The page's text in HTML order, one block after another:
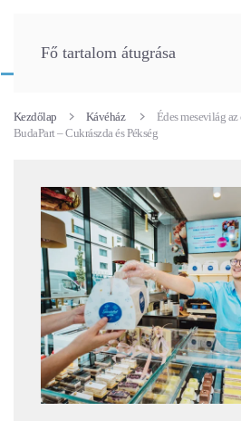
Fő tartalom átugrása
Kezdőlap Kávéház
Édes mesevilág
BudaPart – Cukrászda és Pékség